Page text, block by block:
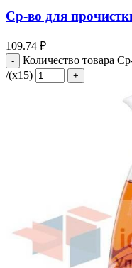
Cр-во для
109.74 ₽
Количество товара
/(х15)